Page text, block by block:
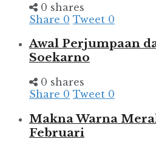
0 shares
Share 0 Tweet 0
Awal Perjumpaan
Soekarno
0 shares
Share 0 Tweet 0
Makna Warna
Februari